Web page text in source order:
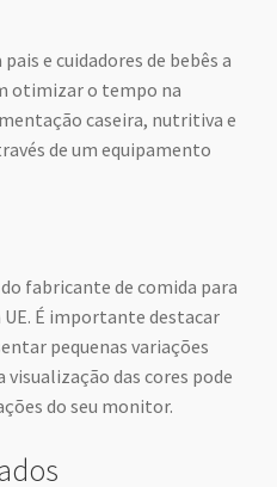
e cuidadores de bebês a
otimizar o tempo na
caseira, nutritiva e
de um equipamento
fabricante de comida para
É importante destacar
pequenas variações
visualização das cores pode
do seu monitor.